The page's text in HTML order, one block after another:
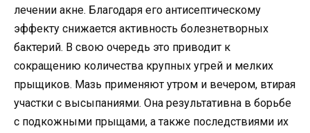
лечении акне. Благодаря его антисептическому
эффекту снижается активность болезнетворных
бактерий. В свою очередь это приводит к
сокращению количества крупных угрей и мелких
прыщиков. Мазь применяют утром и вечером, втирая
участки с высыпаниями. Она результативна в борьбе
с подкожными прыщами, а также последствиями их